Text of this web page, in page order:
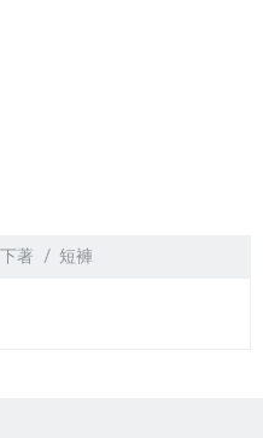
下著 短褲